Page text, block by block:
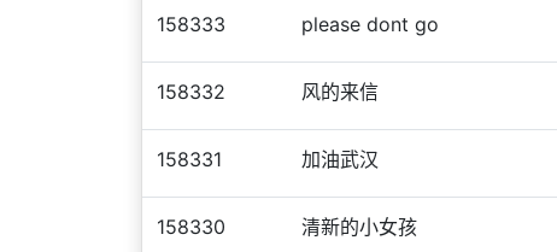
158333 please dont go
158332 风的来信
158331 加油武汉
158330 清新的小女孩